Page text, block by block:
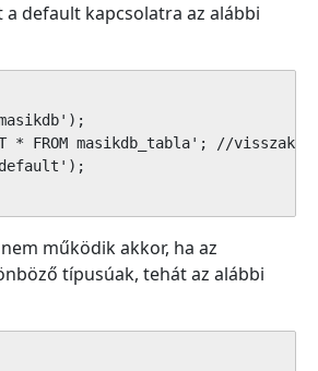
a default kapcsolatra az alábbi
* FROM masikdb_tabla'; //
működik akkor, ha az
típusúak, tehát az alábbi